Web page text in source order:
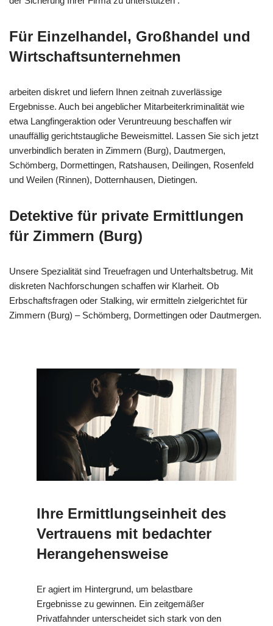
Für Einzelhandel, Großhandel und
Wirtschaftsunternehmen
arbeiten diskret und liefern Ihnen zeitnah zuverlässige
Ergebnisse. Auch bei angeblicher Mitarbeiterkriminalität wie
etwa Langfingeraktion oder Veruntreuung beschaffen wir
unauffällig gerichtstaugliche Beweismittel. Lassen Sie sich jetzt
unverbindlich beraten in Zimmern (Burg), Dautmergen,
Schömberg, Dormettingen, Ratshausen, Deilingen, Rosenfeld
und Weilen (Rinnen), Dotternhausen, Dietingen.
Detektive für private Ermittlungen
für Zimmern (Burg)
Unsere Spezialität sind Treuefragen und Unterhaltsbetrug. Mit
diskreten Nachforschungen schaffen wir Klarheit. Ob
Erbschaftsfragen oder Stalking, wir ermitteln zielgerichtet für
Zimmern (Burg) – Schömberg, Dormettingen oder Dautmergen.
Ihre Ermittlungseinheit des
Vertrauens mit bedachter
Herangehensweise
Er agiert im Hintergrund, um belastbare
Ergebnisse zu gewinnen. Ein zeitgemäßer
Privatfahnder unterscheidet sich stark von den